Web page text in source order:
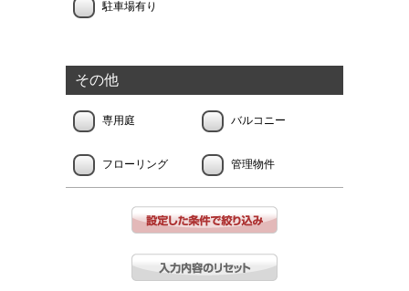
駐車場有り
その他
専用庭 バルコニー
フローリング 管理物件